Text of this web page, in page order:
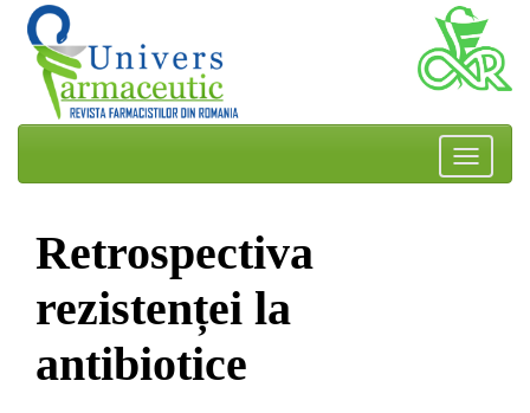
Retrospectiva
rezistenței la
antibiotice